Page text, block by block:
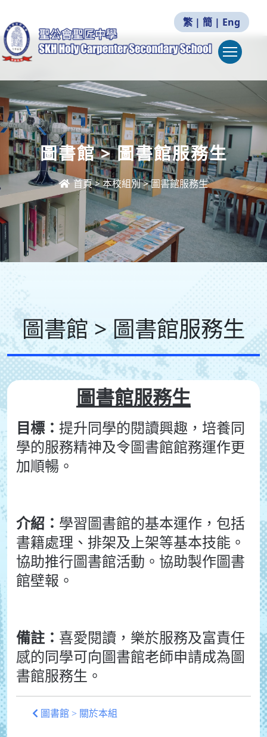
繁 | 簡 | Eng
圖書館 > 圖書館服務生
首頁>本校組別>圖書館服務生
圖書館 > 圖書館服務生
圖書館服務生
目標： 提升同學的閱讀興趣，培養同
學的服務精神及令圖書館館務運作更
加順暢。
介紹： 學習圖書館的基本運作，包括
書籍處理、排架及上架等基本技能。
協助推行圖書館活動。 協助製作圖書
館壁報。
備註： 喜愛閱讀，樂於服務及富責任
感的同學可向圖書館老師申請成為圖
書館服務生。
圖書館 > 關於本組